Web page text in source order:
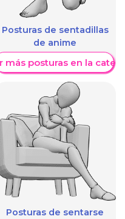
Posturas de sentadillas
de anime
más posturas en la
Posturas de sentarse